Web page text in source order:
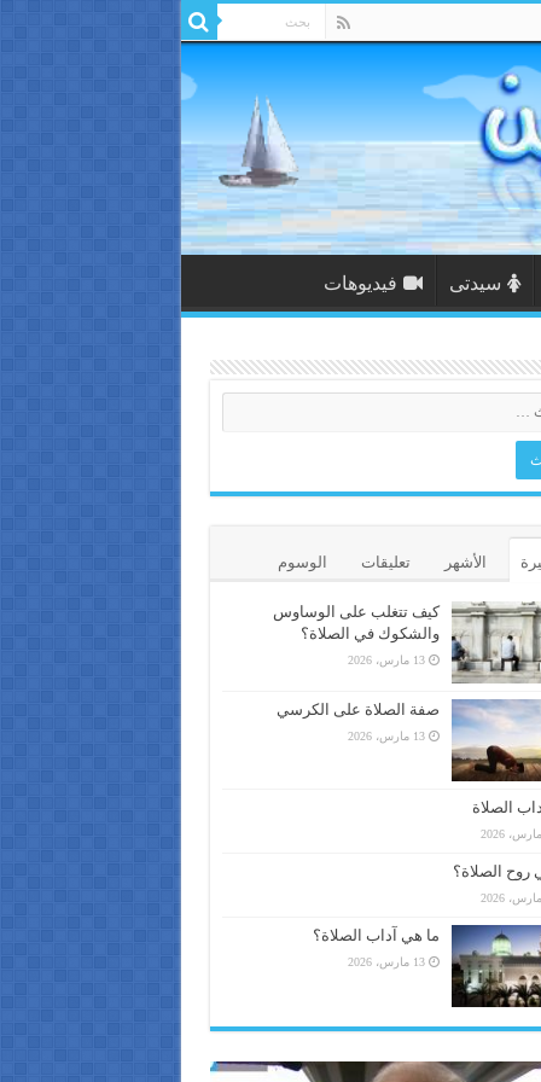
سيدتى فيديوهات
الأشهر تعليقات الوسوم
كيف تتغلب على الوساوس
والشكوك في الصلاة؟
13 مارس، 2026
صفة الصلاة على الكرسي
13 مارس، 2026
الصلاة
روح الصلاة؟
ما هي آداب الصلاة؟
13 مارس، 2026